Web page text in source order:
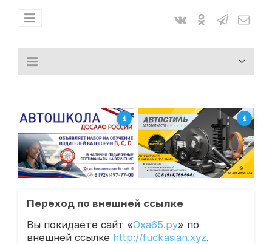
Переход по внешней ссылке
Вы покидаете сайт «Оха65.ру» по
внешней ссылке http://fuckasian.xyz.